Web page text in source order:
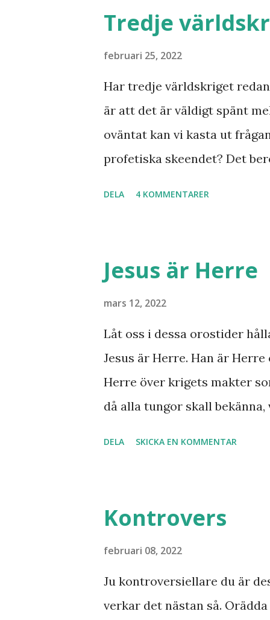
Tredje
februari 25, 2022
Har tredje världskriget
är att det är väldigt spänt
oväntat kan vi kasta ut
profetiska skeendet? Det
bryta ut någon koppling till
svar utan att kunna
Finnmarksprofeten och
syner och uppenbarelser
Han dog 1928.
kaliber när det gäller
DELA 4 KOMMENTARER
Jesus är Herre
mars 12, 2022
Låt oss i dessa orostider
Jesus är Herre. Han är
Herre över krigets makter
då alla tungor skall
DELA SKICKA EN KOMMENTAR
Kontrovers
februari 08, 2022
Ju kontroversiellare du är
verkar det nästan så.